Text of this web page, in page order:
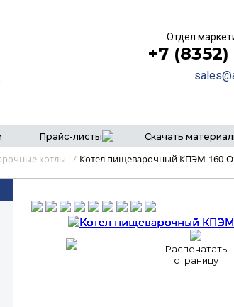
Отдел
+7
Прайс-листы Скачать
котлы / Котел пищеварочный КПЭМ-160-
Распечатать
страницу